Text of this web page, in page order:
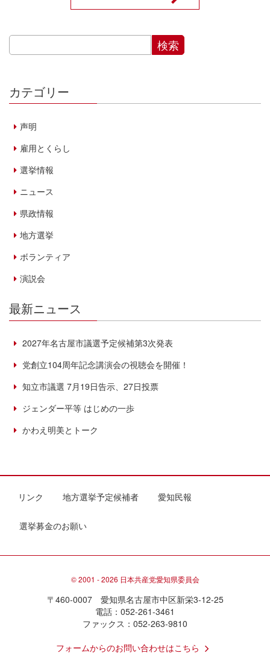
カテゴリー
声明
雇用とくらし
選挙情報
ニュース
県政情報
地方選挙
ボランティア
演説会
最新ニュース
2027年名古屋市議選予定候補第3次発表
党創立104周年記念講演会の視聴会を開催！
知立市議選 7月19日告示、27日投票
ジェンダー平等 はじめの一歩
かわえ明美とトーク
リンク 地方選挙予定候補者 愛知民報
選挙募金のお願い
© 2001 - 2026 日本共産党愛知県委員会
〒460-0007 愛知県名古屋市中区新栄3-12-25
電話：052-261-3461
ファックス：052-263-9810
フォームからのお問い合わせはこちら